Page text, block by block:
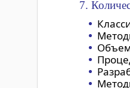
7.